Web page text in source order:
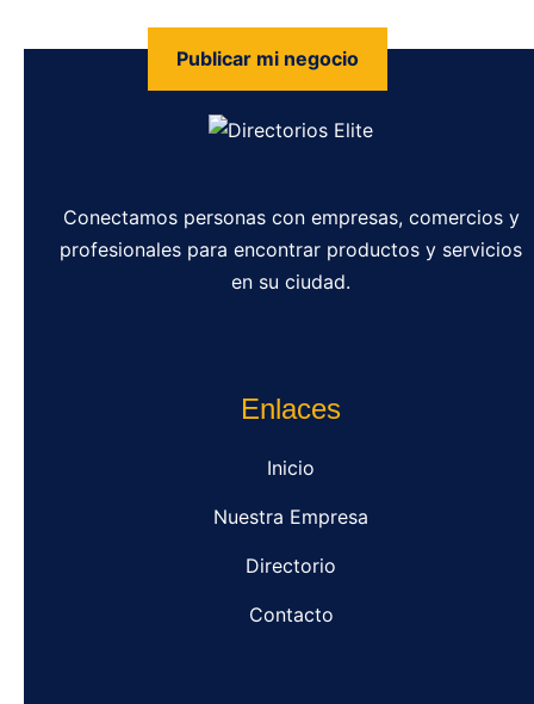
Publicar mi negocio
Conectamos personas con empresas, comercios y
profesionales para encontrar productos y servicios
en su ciudad.
Enlaces
Inicio
Nuestra Empresa
Directorio
Contacto